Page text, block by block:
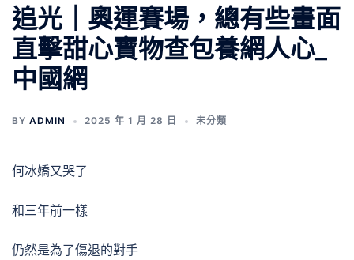
追光｜奧運賽場，總有些畫面
直擊甜心寶物查包養網人心_
中國網
BY ADMIN 2025 年 1 月 28 日 未分類
何冰嬌又哭了
和三年前一樣
仍然是為了傷退的對手